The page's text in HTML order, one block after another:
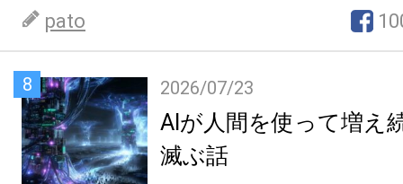
pato
8 2026/07/23
AIが人間を使って増え
滅ぶ話